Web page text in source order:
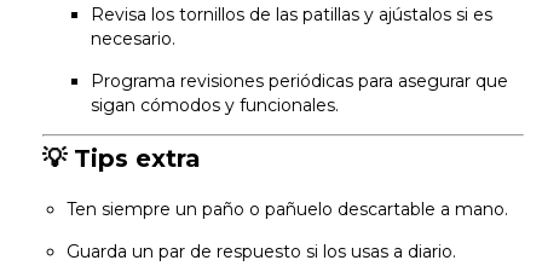
Revisa los tornillos de las patillas y ajústalos si es
necesario.
Programa revisiones periódicas para asegurar que
sigan cómodos y funcionales.
💡 Tips extra
Ten siempre un paño o pañuelo descartable a mano.
Guarda un par de respuesto si los usas a diario.